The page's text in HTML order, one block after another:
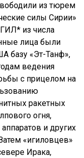
из тюрем
силы Сирии»
из числа
лица были
базу «Эт-Танф»,
ведения
с прицелом на
ракетных
огня,
и других
«игиловцев»
Ирака,